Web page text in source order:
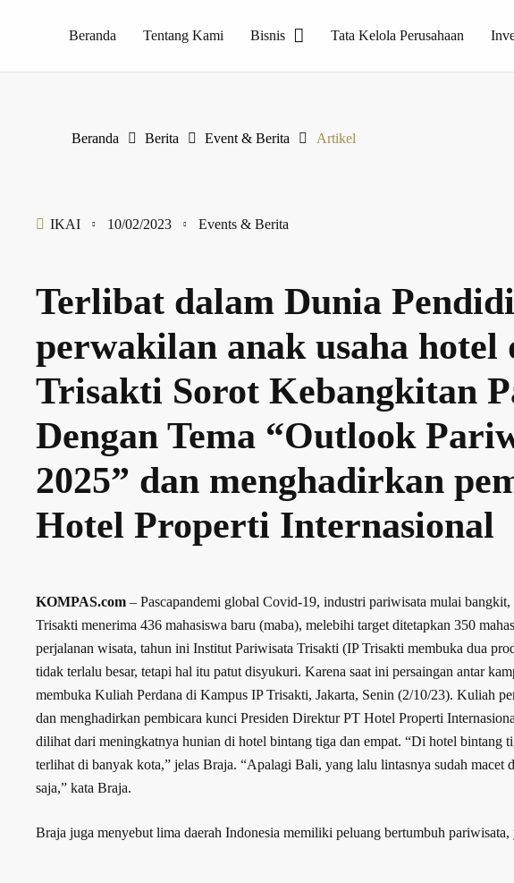
Beranda Tentang Kami Bisnis Tata Kelola Perusahaan
Beranda Berita Event & Berita Artikel
IKAI 10/02/2023 Events & Berita
Terlibat dalam Dunia
perwakilan anak usaha
Trisakti Sorot Kebangkitan
Dengan Tema “Outlook
2025” dan menghadirkan
Hotel Properti Internasional
KOMPAS.com – Pascapandemi global Covid-19, industri pariwisata mulai
Trisakti menerima 436 mahasiswa baru (maba), melebihi target ditetapkan 350
perjalanan wisata, tahun ini Institut Pariwisata Trisakti (IP Trisakti membuka dua
tidak terlalu besar, tetapi hal itu patut disyukuri. Karena saat ini persaingan antar
membuka Kuliah Perdana di Kampus IP Trisakti, Jakarta, Senin (2/10/23). Kuliah
dan menghadirkan pembicara kunci Presiden Direktur PT Hotel Properti
dilihat dari meningkatnya hunian di hotel bintang tiga dan empat. “Di hotel bintang
terlihat di banyak kota,” jelas Braja. “Apalagi Bali, yang lalu lintasnya sudah
saja,” kata Braja.
Braja juga menyebut lima daerah Indonesia memiliki peluang bertumbuh